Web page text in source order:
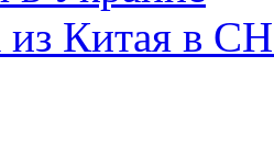
из Китая в